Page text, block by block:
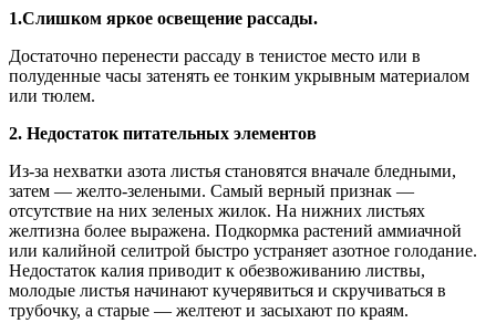
1.Слишком яркое освещение рассады.
Достаточно перенести рассаду в тенистое место или в
полуденные часы затенять ее тонким укрывным материалом
или тюлем.
2. Недостаток питательных элементов
Из-за нехватки азота листья становятся вначале бледными,
затем — желто-зелеными. Самый верный признак —
отсутствие на них зеленых жилок. На нижних листьях
желтизна более выражена. Подкормка растений аммиачной
или калийной селитрой быстро устраняет азотное голодание.
Недостаток калия приводит к обезвоживанию листвы,
молодые листья начинают кучерявиться и скручиваться в
трубочку, а старые — желтеют и засыхают по краям.